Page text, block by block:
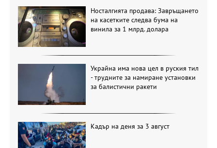
Носталгията продава: Завръщането
на касетките следва бума на
винила за 1 млрд. долара
Украйна има нова цел в руския тил
- трудните за намиране установки
за балистични ракети
Кадър на деня за 3 август